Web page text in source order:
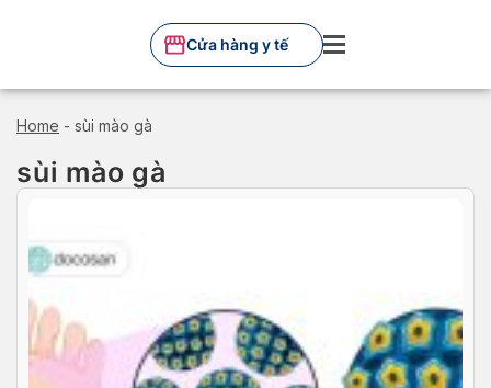
Cửa hàng y tế
Home - sùi mào gà
sùi mào gà